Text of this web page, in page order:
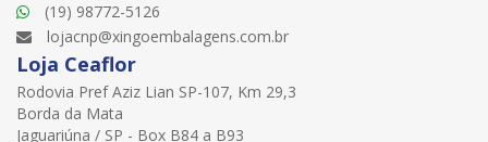
(19) 98772-5126
lojacnp@xingoembalagens.com.br
Loja Ceaflor
Rodovia Pref Aziz Lian SP-107, Km 29,3
Borda da Mata
Jaguariúna / SP - Box B84 a B93